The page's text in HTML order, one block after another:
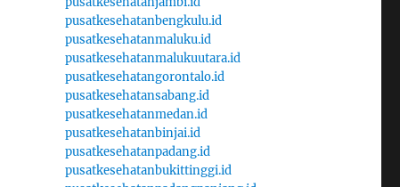
pusatkesehatanbengkulu.id
pusatkesehatanmaluku.id
pusatkesehatanmalukuutara.id
pusatkesehatangorontalo.id
pusatkesehatansabang.id
pusatkesehatanmedan.id
pusatkesehatanbinjai.id
pusatkesehatanpadang.id
pusatkesehatanbukittinggi.id